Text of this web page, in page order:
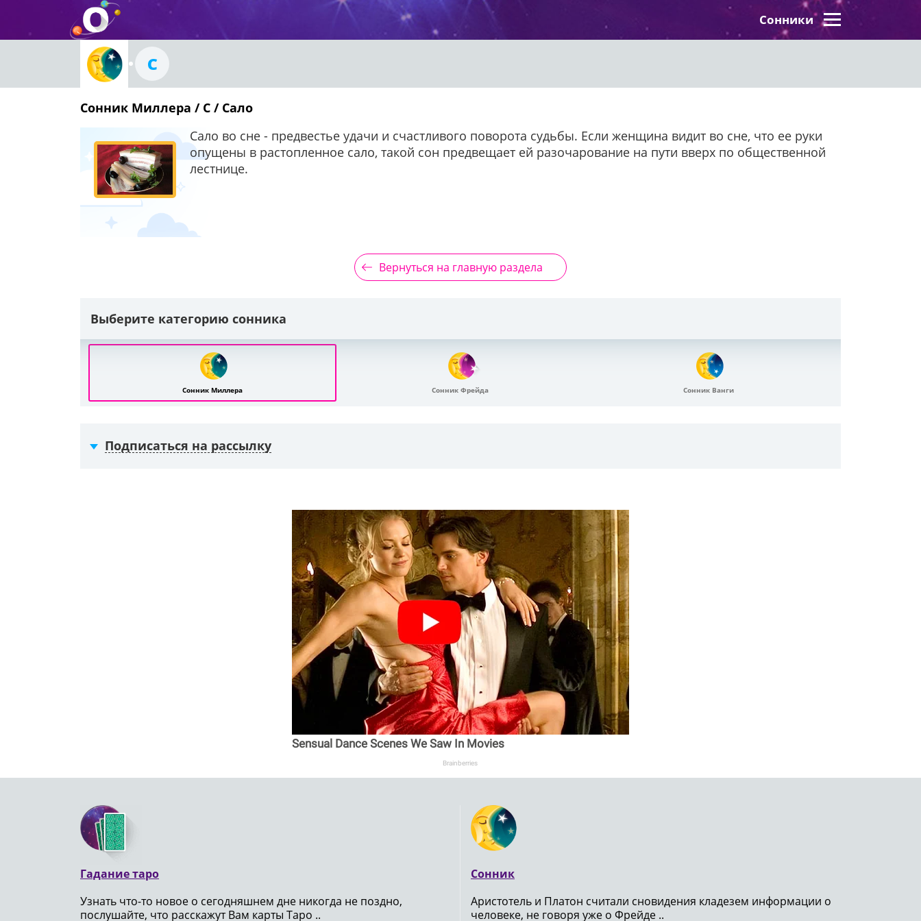
Сонники
С
Сонник Миллера / С / Сало
Сало во сне - предвестье удачи и счастливого поворота судьбы. Если женщина видит во сне, что ее руки
опущены в растопленное сало, такой сон предвещает ей разочарование на пути вверх по общественной
лестнице.
Вернуться на главную раздела
Выберите категорию сонника
Сонник Миллера Сонник Фрейда Сонник Ванги
Подписаться на рассылку
Sensual Dance Scenes We Saw In Movies
Brainberries
Гадание таро
Узнать что-то новое о сегодняшнем дне никогда не поздно,
послушайте, что расскажут Вам карты Таро ..
Сонник
Аристотель и Платон считали сновидения кладезем информации о
человеке, не говоря уже о Фрейде ..